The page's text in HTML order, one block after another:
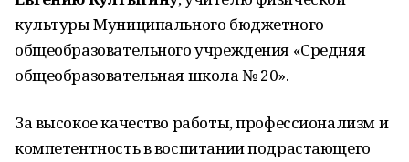
культуры Муниципального бюджетного
общеобразовательного учреждения «Средняя
общеобразовательная школа № 20».
За высокое качество работы, профессионализм и
компетентность в воспитании подрастающего